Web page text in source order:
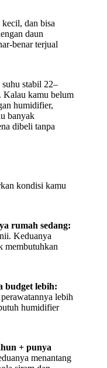
dan bisa
daun
benar terjual
stabil 22–
Kalau kamu belum
humidifier,
banyak
dibeli tanpa
kondisi kamu
rumah sedang:
Keduanya
membutuhkan
budget lebih:
lebih
humidifier
+ punya
menantang